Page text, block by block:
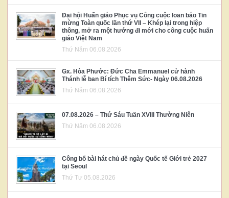
Đại hội Huấn giáo Phục vụ Công cuộc loan báo Tin
mừng Toàn quốc lần thứ VII – Khép lại trong hiệp
thông, mở ra một hướng đi mới cho công cuộc huấn
giáo Việt Nam
Thứ Năm 06.08.2026
Gx. Hòa Phước: Đức Cha Emmanuel cử hành
Thánh lễ ban Bí tích Thêm Sức- Ngày 06.08.2026
Thứ Năm 06.08.2026
07.08.2026 – Thứ Sáu Tuần XVIII Thường Niên
Thứ Năm 06.08.2026
Công bố bài hát chủ đề ngày Quốc tế Giới trẻ 2027
tại Seoul
Thứ Tư 05.08.2026